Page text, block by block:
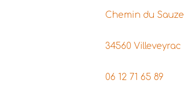
Chemin du Sauze
34560 Villeveyrac
06 12 71 65 89